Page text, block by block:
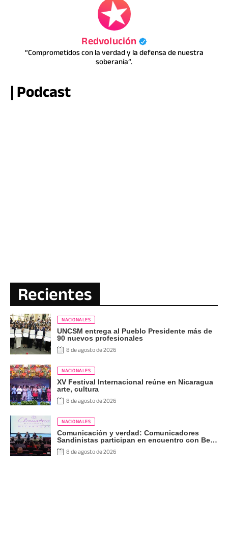
Redvolución
“Comprometidos con la verdad y la defensa de nuestra
soberanía”.
| Podcast
Recientes
NACIONALES
UNCSM entrega al Pueblo Presidente más de
90 nuevos profesionales
8 de agosto de 2026
NACIONALES
XV Festival Internacional reúne en Nicaragua
arte, cultura
8 de agosto de 2026
NACIONALES
Comunicación y verdad: Comunicadores
Sandinistas participan en encuentro con Ben
Norton8 de agosto de 2026